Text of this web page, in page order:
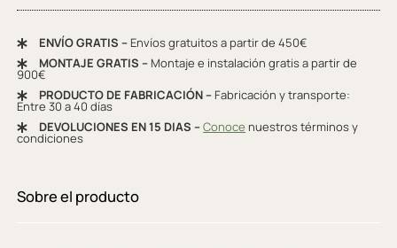
ENVÍO GRATIS – Envíos gratuitos a partir de 450€
MONTAJE GRATIS – Montaje e instalación gratis a partir de
900€
PRODUCTO DE FABRICACIÓN – Fabricación y transporte:
Entre 30 a 40 días
DEVOLUCIONES EN 15 DIAS –Conoce nuestros términos y
condiciones
Sobre el producto